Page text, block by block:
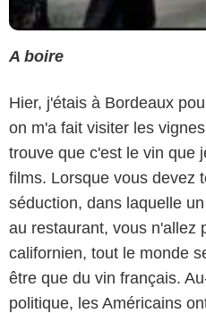
A boire
Hier, j'étais à Bordeaux
on m'a fait visiter les
trouve que c'est le vin que
films. Lorsque vous devez
séduction, dans laquelle
au restaurant, vous n'allez
californien, tout le monde
être que du vin français.
politique, les Américains